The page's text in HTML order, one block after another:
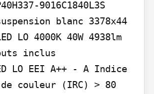
9016C1840L3S
blanc 3378x44
LO 4000K 40W 4938lm
inclus
LO EEI A++ - A Indice
couleur (IRC) > 80